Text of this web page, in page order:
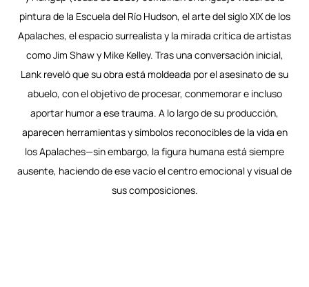
pintura de la Escuela del Río Hudson, el arte del siglo XIX de los
Apalaches, el espacio surrealista y la mirada crítica de artistas
como Jim Shaw y Mike Kelley. Tras una conversación inicial,
Lank reveló que su obra está moldeada por el asesinato de su
abuelo, con el objetivo de procesar, conmemorar e incluso
aportar humor a ese trauma. A lo largo de su producción,
aparecen herramientas y símbolos reconocibles de la vida en
los Apalaches—sin embargo, la figura humana está siempre
ausente, haciendo de ese vacío el centro emocional y visual de
sus composiciones.